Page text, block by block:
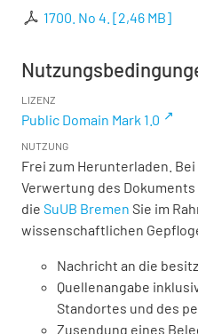
1700. No 4. [2,46 MB]
LIZENZ
Public Domain Mark 1.0
NUTZUNG
Frei zum Herunterladen.
Verwertung des
die SuUB Bremen Sie im
wissenschaftlichen
Nachricht an die
Quellenangabe
Standortes und des
Zusendung eines